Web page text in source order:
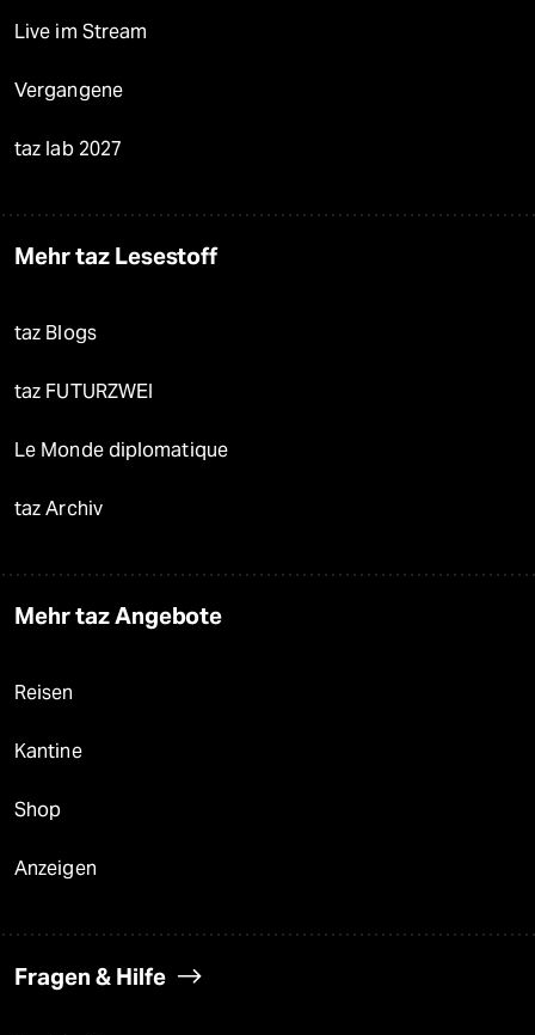
Live im Stream
Vergangene
taz lab 2027
Mehr taz Lesestoff
taz Blogs
taz FUTURZWEI
Le Monde diplomatique
taz Archiv
Mehr taz Angebote
Reisen
Kantine
Shop
Anzeigen
Fragen & Hilfe